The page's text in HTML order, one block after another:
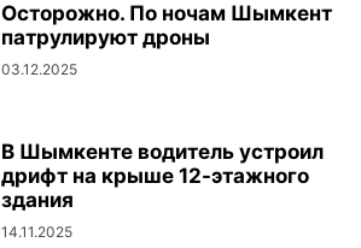
Осторожно. По ночам Шымкент
патрулируют дроны
03.12.2025
В Шымкенте водитель устроил
дрифт на крыше 12-этажного
здания
14.11.2025